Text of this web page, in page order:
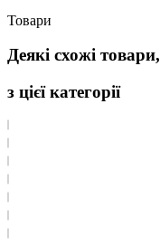
Товари
Деякі схожі товари,
з цієї категорії